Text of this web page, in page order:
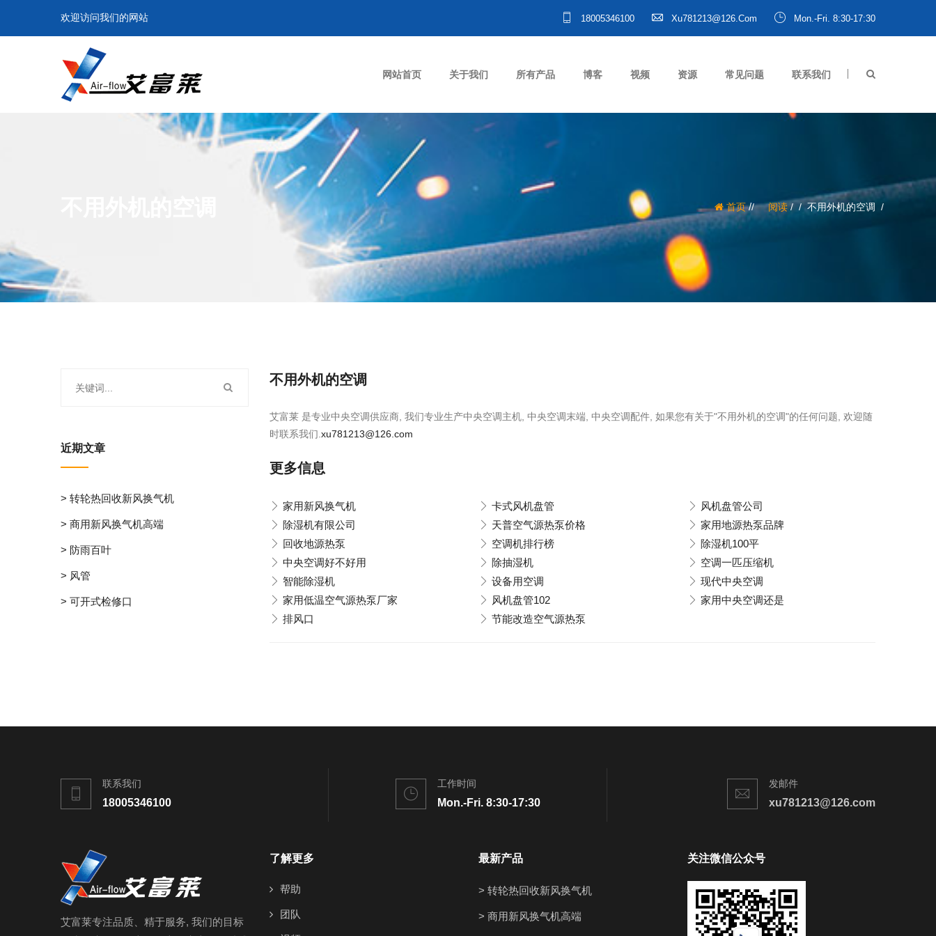
欢迎访问我们的网站 18005346100 Xu781213@126.com Mon.-Fri. 8:30-17:30
网站首页 关于我们 所有产品 博客 视频 资源 常见问题 联系我们
首页/ 阅读/ 不用外机的空调
不用外机的空调
艾富莱 是专业中央空调供应商, 我们专业生产中央空调主机, 中央空调末端, 中央空调配件, 如果您有关于"不用外机的空调"的任何问题, 欢迎随
时联系我们. xu781213@126.com
更多信息
家用新风换气机 卡式风机盘管
风机盘管公司
除湿机有限公司
天普空气源热泵价格
家用地源热泵品牌
回收地源热泵
空调机排行榜
除湿机100平
中央空调好不好用
除抽湿机
空调一匹压缩机
智能除湿机
设备用空调
现代中央空调
家用低温空气源热泵厂家
风机盘管102
家用中央空调还是
排风口
节能改造空气源热泵
近期文章
> 转轮热回收新风换气机
> 商用新风换气机高端
> 防雨百叶
> 风管
> 可开式检修口
联系我们
18005346100
工作时间
Mon.-Fri. 8:30-17:30
发邮件
xu781213@126.com
艾富莱专注品质、精于服务, 我们的目标
了解更多
帮助
团队
最新产品
> 转轮热回收新风换气机
> 商用新风换气机高端
关注微信公众号